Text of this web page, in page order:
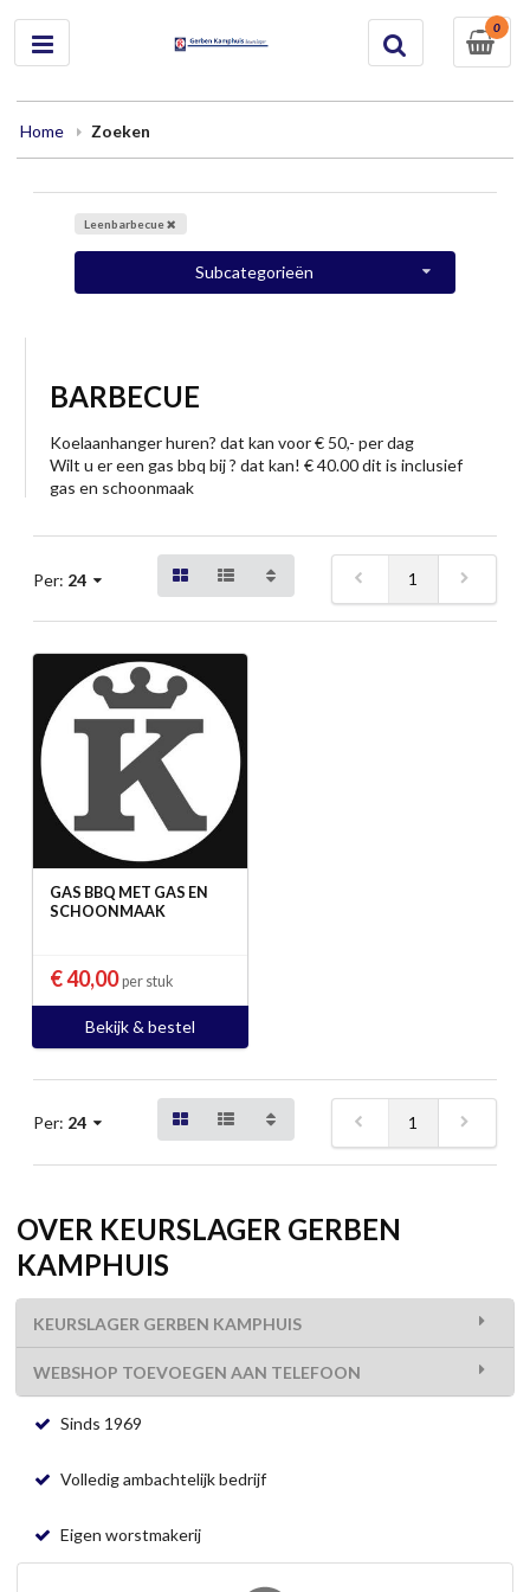
0
Home Zoeken
Leenbarbecue
Subcategorieën
BARBECUE
Koelaanhanger huren? dat kan voor € 50,- per dag
Wilt u er een gas bbq bij ? dat kan! € 40.00 dit is inclusief
gas en schoonmaak
Per: 24 1
GAS BBQ MET GAS EN
SCHOONMAAK
€ 40,00per stuk
Bekijk & bestel
Per: 24 1
OVER KEURSLAGER GERBEN
KAMPHUIS
KEURSLAGER GERBEN KAMPHUIS
WEBSHOP TOEVOEGEN AAN TELEFOON
Sinds 1969
Volledig ambachtelijk bedrijf
Eigen worstmakerij